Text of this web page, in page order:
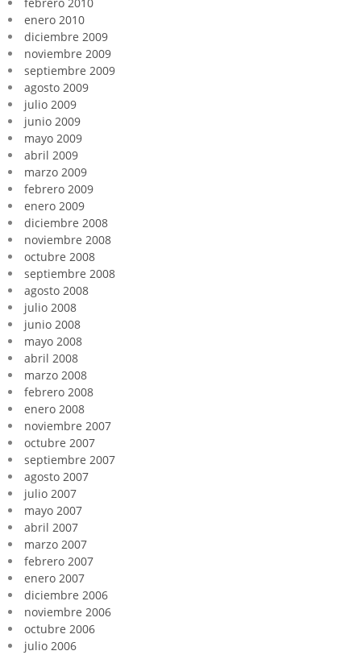
febrero 2010
enero 2010
diciembre 2009
noviembre 2009
septiembre 2009
agosto 2009
julio 2009
junio 2009
mayo 2009
abril 2009
marzo 2009
febrero 2009
enero 2009
diciembre 2008
noviembre 2008
octubre 2008
septiembre 2008
agosto 2008
julio 2008
junio 2008
mayo 2008
abril 2008
marzo 2008
febrero 2008
enero 2008
noviembre 2007
octubre 2007
septiembre 2007
agosto 2007
julio 2007
mayo 2007
abril 2007
marzo 2007
febrero 2007
enero 2007
diciembre 2006
noviembre 2006
octubre 2006
julio 2006